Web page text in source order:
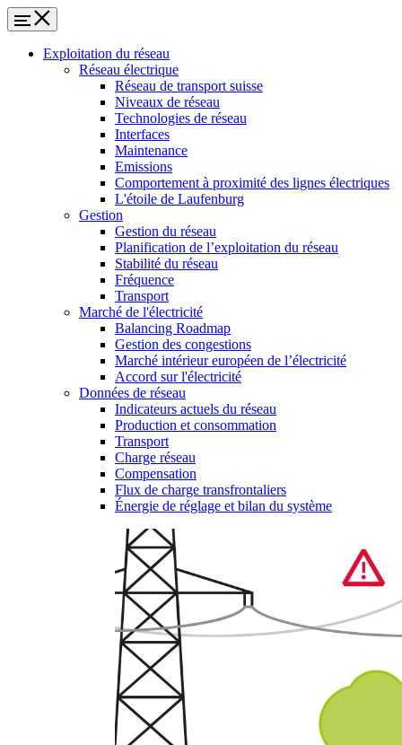
Exploitation du réseau
Réseau électrique
Réseau de transport suisse
Niveaux de réseau
Technologies de réseau
Interfaces
Maintenance
Emissions
Comportement à proximité des lignes électriques
L'étoile de Laufenburg
Gestion
Gestion du réseau
Planification de l’exploitation du réseau
Stabilité du réseau
Fréquence
Transport
Marché de l'électricité
Balancing Roadmap
Gestion des congestions
Marché intérieur européen de l’électricité
Accord sur l'électricité
Données de réseau
Indicateurs actuels du réseau
Production et consommation
Transport
Charge réseau
Compensation
Flux de charge transfrontaliers
Énergie de réglage et bilan du système